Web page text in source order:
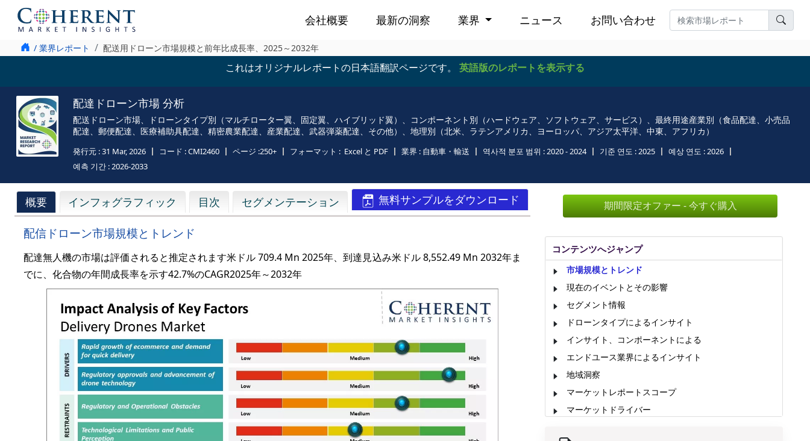
会社概要 最新の洞察 業界 ニュース お問い合わせ
/ 業界レポート 配送用ドローン市場規模と前年比成長率、2025～2032年
これはオリジナルレポートの日本語翻訳ページです。 英語版のレポートを表示する
配達ドローン市場 分析
配送ドローン市場、ドローンタイプ別（マルチローター翼、固定翼、ハイブリッド翼）、コンポーネント別（ハードウェア、ソフトウェア、サービス）、最終用途産業別（食品配達、小売品
配達、郵便配達、医療補助具配達、精密農業配達、産業配達、武器弾薬配達、その他）、地理別（北米、ラテンアメリカ、ヨーロッパ、アジア太平洋、中東、アフリカ）
発行元 :31 Mar, 2026 コード :CMI2460 ページ :250+ フォーマット : Excel と PDF 業界 : 自動車・輸送 역사적 분포 범위 :2020 - 2024 기준 연도 :2025 예상 연도 :2026
예측 기간 :2026-2033
概要 インフォグラフィック 目次 セグメンテーション 無料サンプルをダウンロード
配信ドローン市場規模とトレンド
配達無人機の市場は評価されると推定されます米ドル 709.4 Mn2025年、到達見込み米ドル 8,552.49 Mn 2032年ま
でに、化合物の年間成長率を示す42.7%のCAGR2025年～2032年
期間限定オファー - 今すぐ購入
コンテンツへジャンプ
市場規模とトレンド
現在のイベントとその影響
セグメント情報
ドローンタイプによるインサイト
インサイト、コンポーネントによる
エンドユース業界によるインサイト
地域洞察
マーケットレポートスコープ
マーケットドライバー